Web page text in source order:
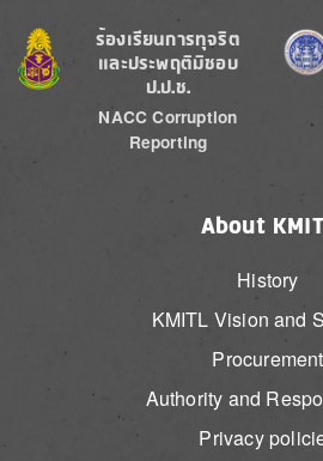
Image
ร้องเรียนการทุจริต
และประพฤติมิชอบ
ป.ป.ช.
NACC Corruption
Reporting
About
History
KMITL Vision and
Procurement
Authority and
Privacy